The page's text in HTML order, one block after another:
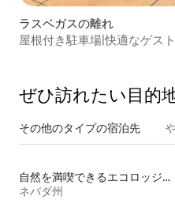
ラスベガスの離れ
屋根付き駐車場|快適なゲス
ぜひ訪⁠れ⁠た⁠い目⁠的⁠
その他のタ⁠イ⁠プ⁠の宿⁠泊⁠先
自然を満喫できるエコロッジの宿泊施設
ネバダ州